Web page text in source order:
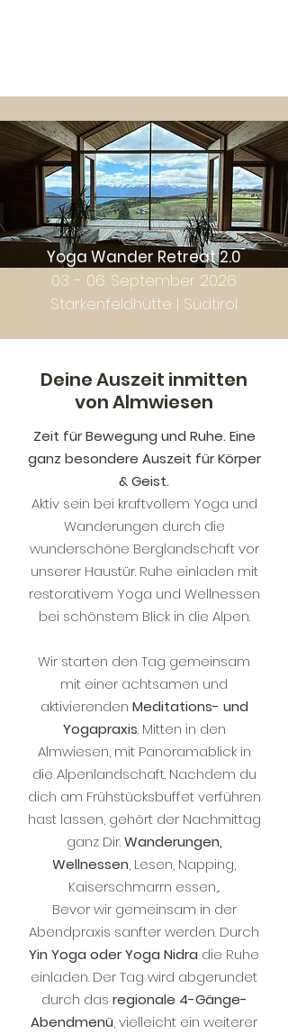
Yoga Wander Retreat 2.0
03. - 06. September 2026
Starkenfeldhütte | Südtirol
Deine Auszeit inmitten
von Almwiesen
Zeit für Bewegung und Ruhe. Eine
ganz besondere Auszeit für Körper
& Geist.
Aktiv sein bei kraftvollem Yoga und
Wanderungen durch die
wunderschöne Berglandschaft vor
unserer Haustür. Ruhe einladen mit
restorativem Yoga und Wellnessen
bei schönstem Blick in die Alpen.
Wir starten den Tag gemeinsam
mit einer achtsamen und
aktivierenden Meditations- und
Yogapraxis. Mitten in den
Almwiesen, mit Panoramablick in
die Alpenlandschaft. Nachdem du
dich am Frühstücksbuffet verführen
hast lassen, gehört der Nachmittag
ganz Dir.Wanderungen,
Wellnessen, Lesen, Napping,
Kaiserschmarrn essen,..
Bevor wir gemeinsam in der
Abendpraxis sanfter werden. Durch
Yin Yoga oder Yoga Nidra die Ruhe
einladen. Der Tag wird abgerundet
durch das regionale 4-Gänge-
Abendmenü, vielleicht ein weiterer